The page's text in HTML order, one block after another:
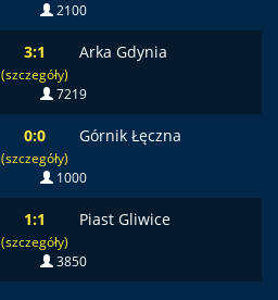
2100
3:1
(szczegóły)
Arka Gdynia
7219
0:0
(szczegóły)
Górnik Łęczna
1000
1:1
(szczegóły)
Piast Gliwice
3850